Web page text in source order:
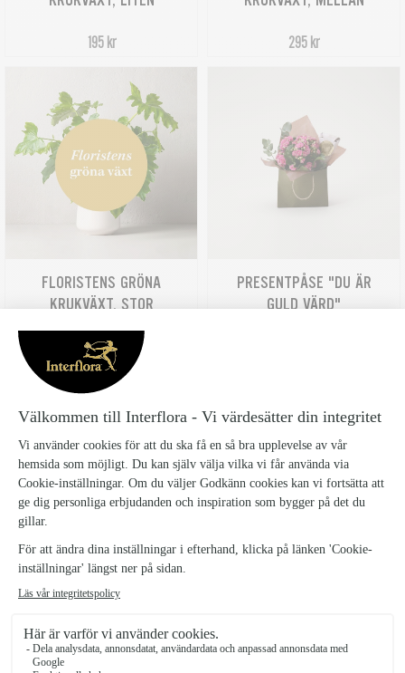
195 kr 295 kr
FLORISTENS GRÖNA
KRUKVÄXT, STOR
395 kr
PRESENTPÅSE "DU ÄR
GULD VÄRD"
ROSA HORTENSIA
349 kr
195 kr